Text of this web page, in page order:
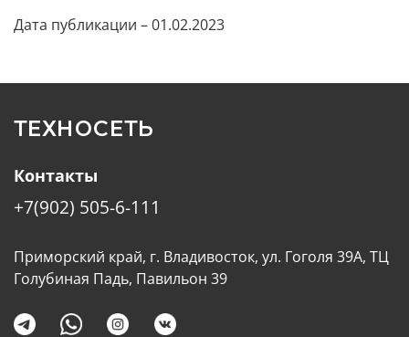
Дата публикации – 01.02.2023
ТЕХНОСЕТЬ
Контакты
+7(902) 505-6-111
Приморский край, г. Владивосток, ул. Гоголя 39А, ТЦ
Голубиная Падь, Павильон 39